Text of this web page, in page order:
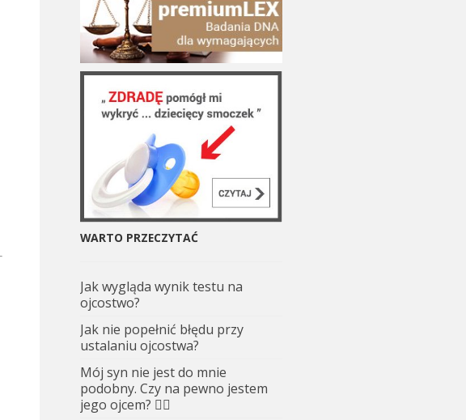
WARTO PRZECZYTAĆ
Jak wygląda wynik testu na
ojcostwo?
Jak nie popełnić błędu przy
ustalaniu ojcostwa?
Mój syn nie jest do mnie
podobny. Czy na pewno jestem
jego ojcem? 🤷‍♂️